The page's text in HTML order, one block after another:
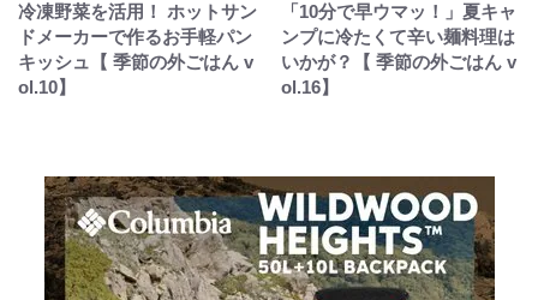
冷凍野菜を活用！ ホットサン
ドメーカーで作るお手軽パン
キッシュ【 季節の外ごはん v
ol.10】
「10分で早ウマッ！」夏キャ
ンプに冷たくて辛い麺料理は
いかが？【 季節の外ごはん v
ol.16】